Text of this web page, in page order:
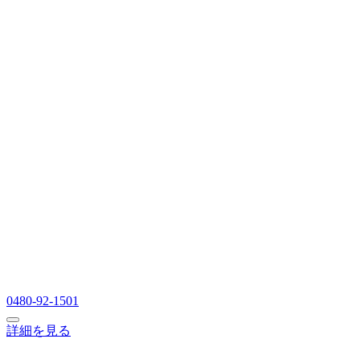
0480-92-1501
詳細を見る